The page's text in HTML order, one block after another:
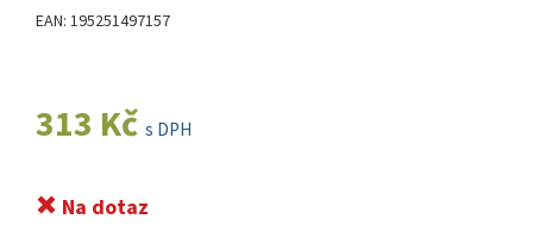
EAN: 195251497157
313 Kč s DPH
Na dotaz